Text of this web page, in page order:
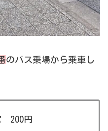
のバス乗場から乗車し
200円